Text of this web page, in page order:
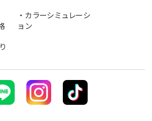
カラーシミュレーシ
ョン